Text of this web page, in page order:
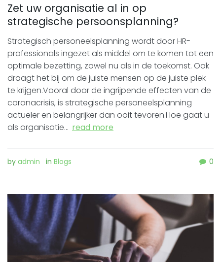
Zet uw organisatie al in op
strategische persoonsplanning?
Strategisch personeelsplanning wordt door HR-
professionals ingezet als middel om te komen tot een
optimale bezetting, zowel nu als in de toekomst. Ook
draagt het bij om de juiste mensen op de juiste plek
te krijgen.Vooral door de ingrijpende effecten van de
coronacrisis, is strategische personeelsplanning
actueler en belangrijker dan ooit tevoren.Hoe gaat u
als organisatie… read more
by admin in Blogs 0